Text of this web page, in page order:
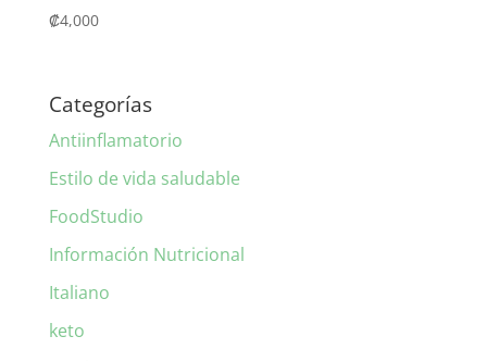
₡4,000
Categorías
Antiinflamatorio
Estilo de vida saludable
FoodStudio
Información Nutricional
Italiano
keto